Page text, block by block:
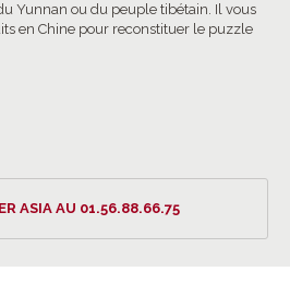
Yunnan ou du peuple tibétain. Il vous
en Chine pour reconstituer le puzzle
ASIA AU 01.56.88.66.75